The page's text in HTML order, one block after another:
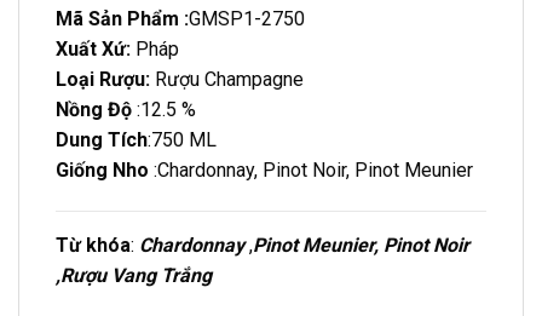
Mã Sản Phẩm :GMSP1-2750
Xuất Xứ: Pháp
Loại Rượu: Rượu Champagne
Nồng Độ :12.5 %
Dung Tích:750 ML
Giống Nho :Chardonnay, Pinot Noir, Pinot Meunier
Từ khóa: Chardonnay,Pinot Meunier, Pinot Noir
,Rượu Vang Trắng